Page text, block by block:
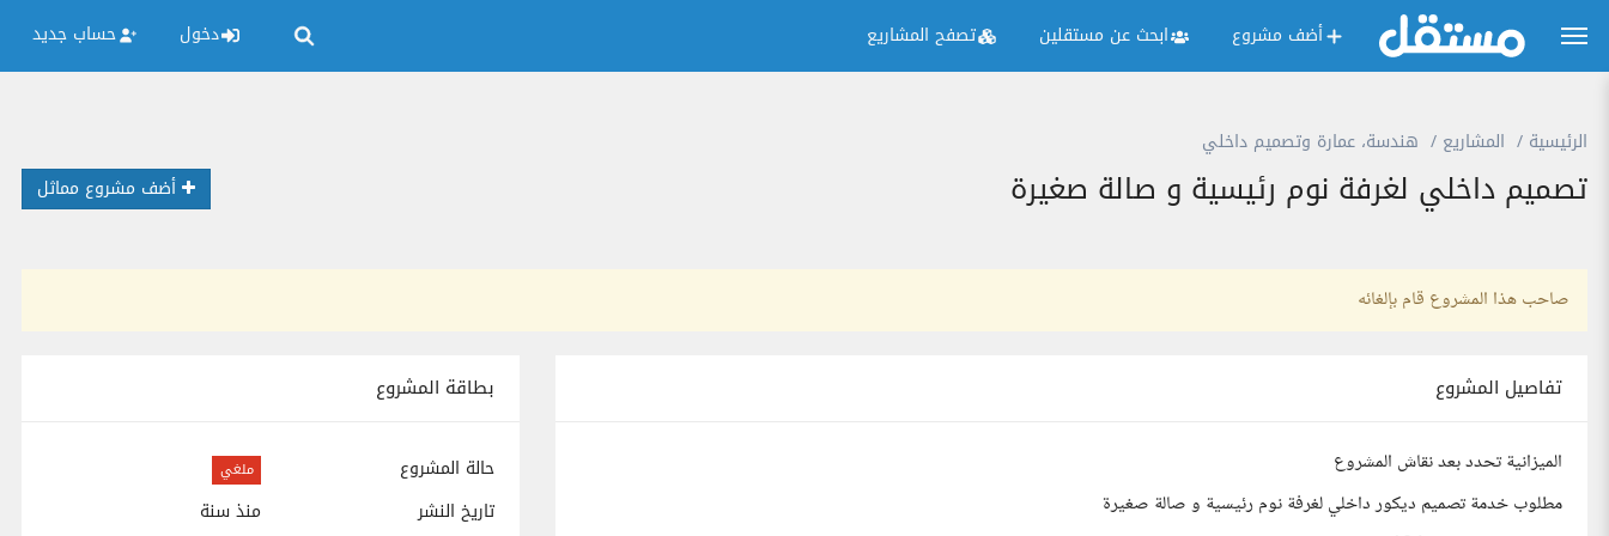
أضف مشروع ابحث عن مستقلين تصفح المشاريع دخول حساب جديد
الرئيسية المشاريع هندسة، عمارة وتصميم داخلي
تصميم داخلي لغرفة نوم رئيسية و صالة صغيرة أضف مشروع مماثل
صاحب هذا المشروع قام بإلغائه
بطاقة المشروع
حالة المشروع ملغي
تاريخ النشر
منذ سنة
تفاصيل المشروع
الميزانية تحدد بعد نقاش المشروع
مطلوب خدمة تصميم ديكور داخلي لغرفة نوم رئيسية و صالة صغيرة